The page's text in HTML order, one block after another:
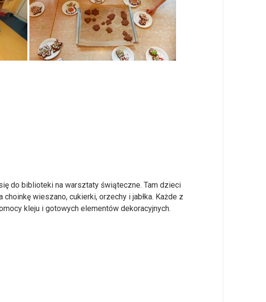
do biblioteki na warsztaty świąteczne. Tam dzieci
wieszano, cukierki, orzechy i jabłka. Każde z
kleju i gotowych elementów dekoracyjnych.